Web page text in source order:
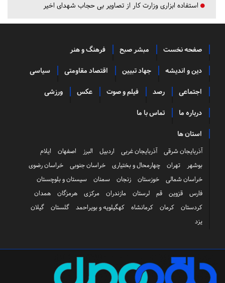
استفاده ابزاری وزارت کار از تصاویر بی حجاب شهدای اخیر
صفحه نخست مبشر صبح فرهنگ و هنر
دین و اندیشه جهاد تبیین اقتصاد مقاومتی سیاسی
اجتماعی رصد فیلم و صوت عکس ورزشی
درباره ما تماس با ما
استان ها
آذربایجان شرقی آذربایجان غربی اردبیل البرز اصفهان
ایلام
بوشهر
تهران چهارمحال و بختیاری خراسان جنوبی
خراسان رضوی
خراسان شمالی
خوزستان زنجان سمنان
سیستان و بلوچستان
فارس
قزوین قم لرستان مازندران مرکزی هرمزگان
همدان
کردستان
کرمان کرمانشاه کهگیلویه و بویراحمد گلستان
گیلان
یزد